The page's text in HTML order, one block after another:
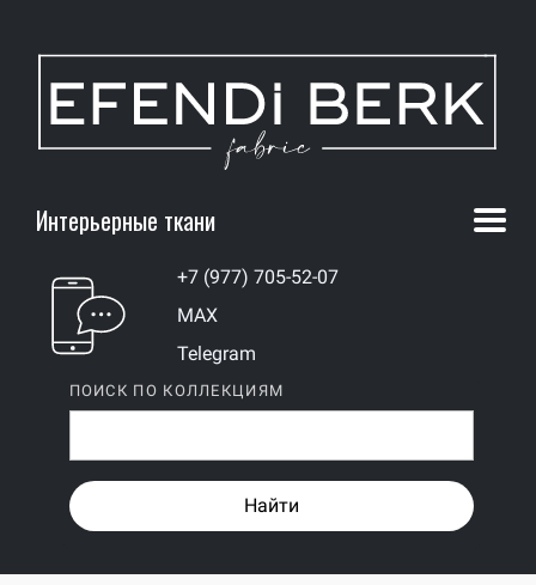
Интерьерные ткани
+7 (977) 705-52-07
MAX
Telegram
ПОИСК ПО КОЛЛЕКЦИЯМ
Найти